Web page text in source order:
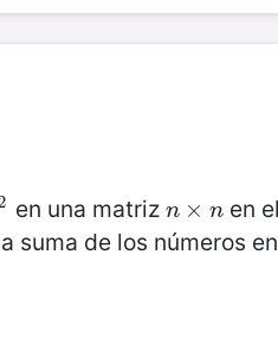
en una matriz n × n
n×n en
suma de los números